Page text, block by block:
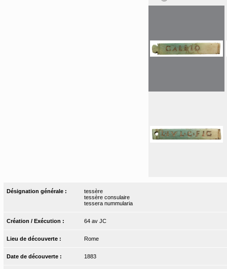
Désignation générale :
tessère
tessère consulaire
tessera nummularia
Création / Exécution : 64 av JC
Lieu de découverte : Rome
Date de découverte : 1883